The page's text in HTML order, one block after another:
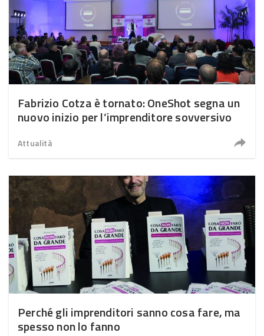
Fabrizio Cotza è tornato: OneShot segna un
nuovo inizio per l’imprenditore sovversivo
Attualità
Perché gli imprenditori sanno cosa fare, ma
spesso non lo fanno